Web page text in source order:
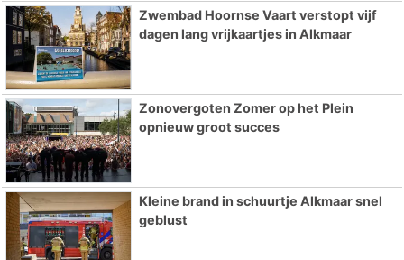
Zwembad Hoornse Vaart verstopt vijf
dagen lang vrijkaartjes in Alkmaar
Zonovergoten Zomer op het Plein
opnieuw groot succes
Kleine brand in schuurtje Alkmaar snel
geblust